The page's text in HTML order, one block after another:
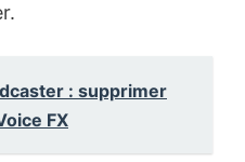
: supprimer
FX